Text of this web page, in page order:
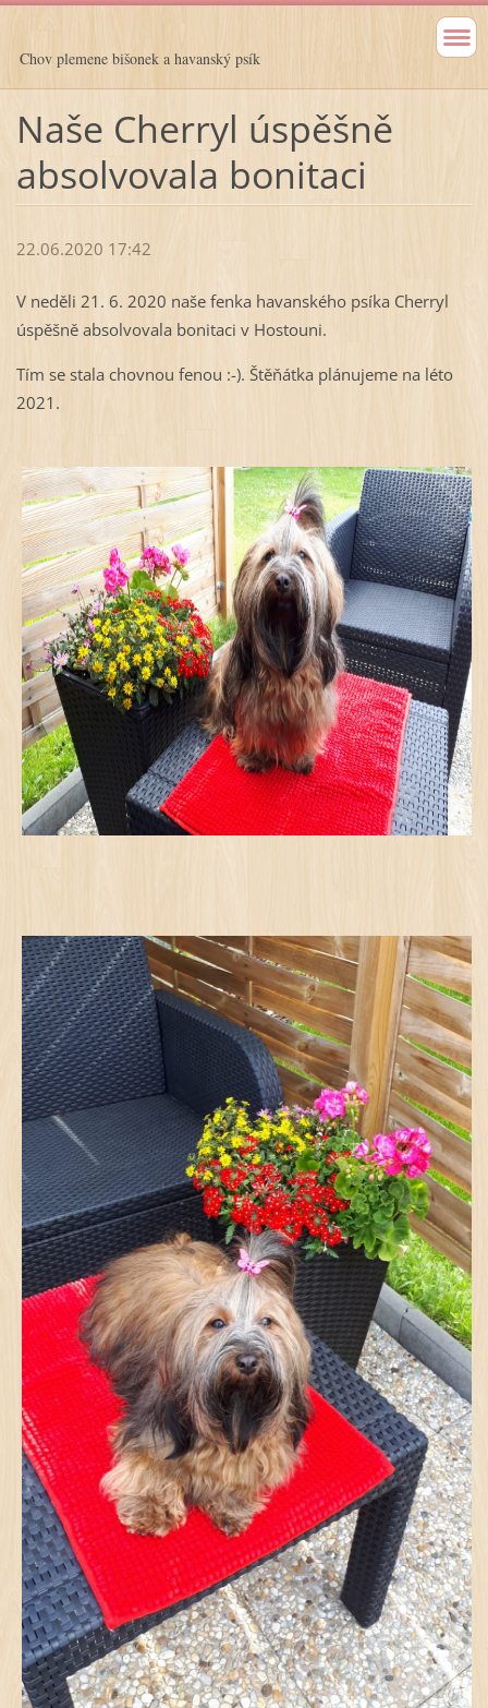
Chov plemene bišonek a havanský psík
Naše Cherryl úspěšně
absolvovala bonitaci
22.06.2020 17:42
V neděli 21. 6. 2020 naše fenka havanského psíka Cherryl
úspěšně absolvovala bonitaci v Hostouni.
Tím se stala chovnou fenou :-). Štěňátka plánujeme na léto
2021.